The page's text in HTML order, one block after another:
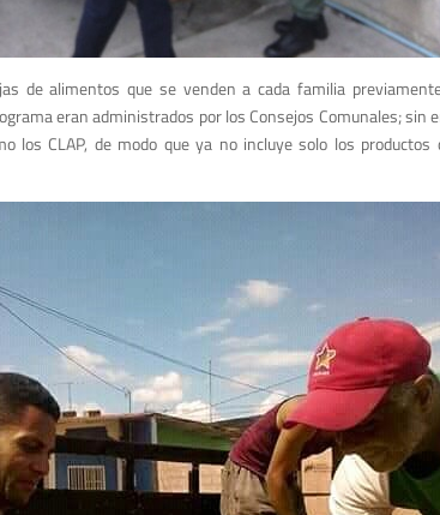
de alimentos que se venden a cada familia
eran administrados por los Consejos Comunales; sin
los CLAP, de modo que ya no incluye solo los